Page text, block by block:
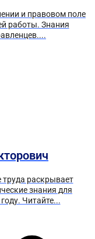
и правовом поле
работы. Знания
труда раскрывает
знания для
Читайте...